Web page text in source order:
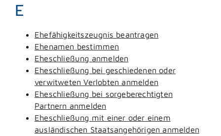
E
Ehefähigkeitszeugnis beantragen
Ehenamen bestimmen
Eheschließung anmelden
Eheschließung bei geschiedenen oder
verwitweten Verlobten anmelden
Eheschließung bei sorgeberechtigten
Partnern anmelden
Eheschließung mit einer oder einem
ausländischen Staatsangehörigen anmelden